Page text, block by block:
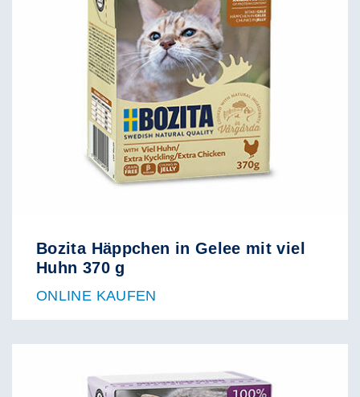
Bozita Häppchen in Gelee mit viel
Huhn 370 g
ONLINE KAUFEN